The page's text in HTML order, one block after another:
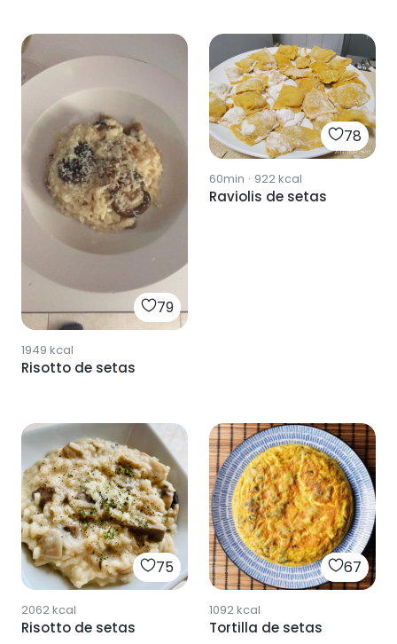
79
1949 kcal
Risotto de setas
78
60min · 922kcal
Raviolis de setas
75
2062kcal
Risotto de setas
67
1092kcal
Tortilla de setas